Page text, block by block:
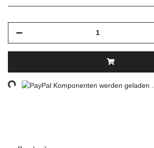
Komponenten werden geladen ...